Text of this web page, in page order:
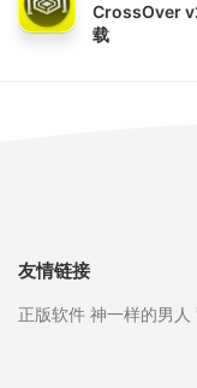
CrossOver
载
友情链接
正版软件 神一样的男人